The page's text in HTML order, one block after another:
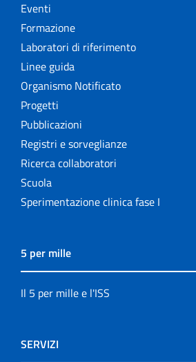
Eventi
Formazione
Laboratori di riferimento
Linee guida
Organismo Notificato
Progetti
Pubblicazioni
Registri e sorveglianze
Ricerca collaboratori
Scuola
Sperimentazione clinica fase I
5 per mille
Il 5 per mille e l'ISS
SERVIZI